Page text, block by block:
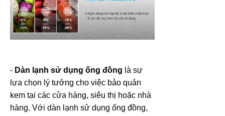
- Dàn lạnh sử dụng ống đồng là sự
lựa chọn lý tưởng cho việc bảo quản
kem tại các cửa hàng, siêu thị hoặc nhà
hàng. Với dàn lạnh sử dụng ống đồng,